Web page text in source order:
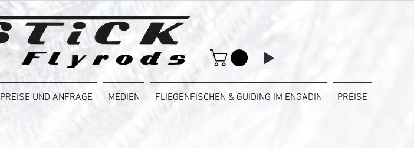
PREISE UND ANFRAGE MEDIEN FLIEGENFISCHEN & GUIDING IM ENGADIN PREISE